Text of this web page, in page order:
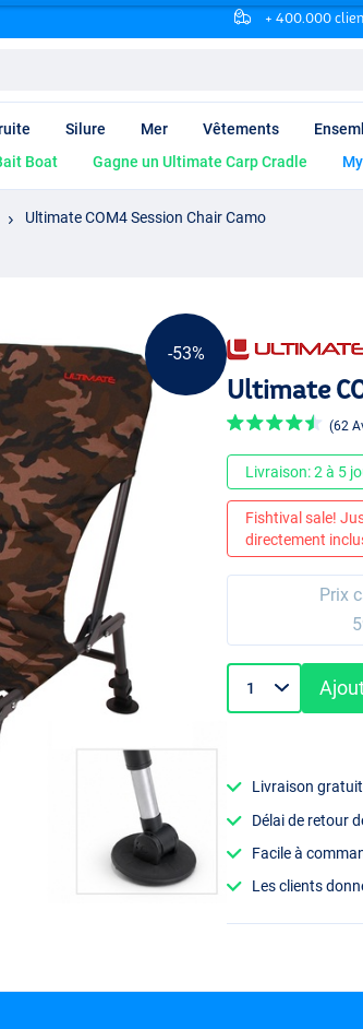
+ 400.000
Silure Mer Vêtements
Boat
Gagne un Ultimate Carp Cradle
Ultimate COM4 Session Chair Camo
-53%
Ultimate
(62
Livraison: 2 à 5
Fishtival sale!
directement
Prix
Livraison
Délai de retour
Facile à
Les clients